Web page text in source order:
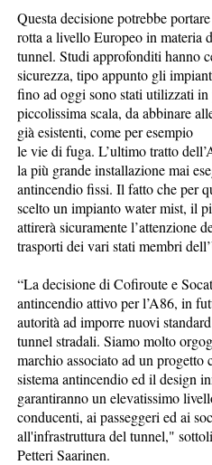
Questa decisione potrebbe
rotta a livello Europeo in materia
tunnel. Studi approfonditi hanno
sicurezza, tipo appunto gli
fino ad oggi sono stati utilizzati
piccolissima scala, da abbinare
già esistenti, come per esempio
le vie di fuga. L’ultimo tratto
la più grande installazione mai
antincendio fissi. Il fatto che per
scelto un impianto water mist, il
attirerà sicuramente l’attenzione
trasporti dei vari stati membri
“La decisione di Cofiroute e
antincendio attivo per l’A86, in
autorità ad imporre nuovi
tunnel stradali. Siamo molto
marchio associato ad un
sistema antincendio ed il design
garantiranno un elevatissimo
conducenti, ai passeggeri ed ai
all'infrastruttura del tunnel,"
Petteri Saarinen.